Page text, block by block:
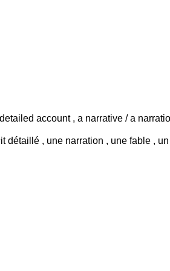
account , a narrative / a
détaillé , une narration , une fable ,